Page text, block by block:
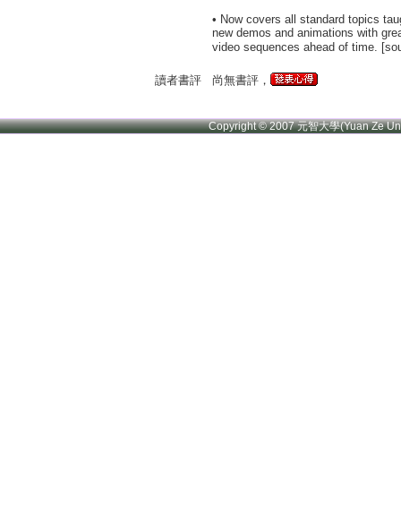
• Now covers all standard topics
new demos and animations with
video sequences ahead of time.
讀者書評 尚無書評，
Copyright © 2007 元智大學(Yuan Ze